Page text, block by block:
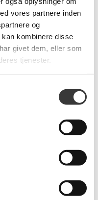
vores partnere inden
og
kombinere disse
givet dem, eller som
tjenester.
Himolla Victoria
lænestol med
fodskammel
27.499,00 DKK